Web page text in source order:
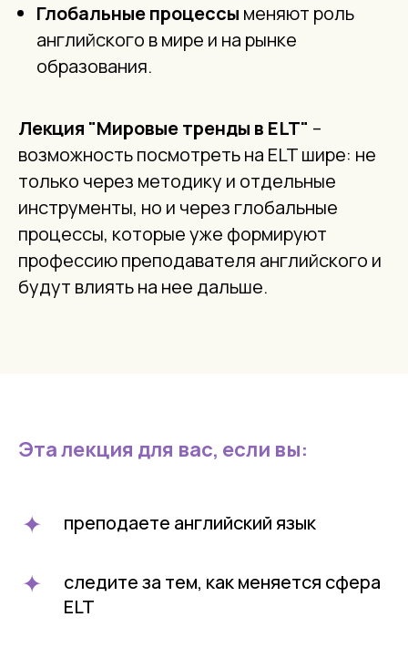
Глобальные процессы меняют роль
английского в мире и на рынке
образования.
Лекция "Мировые тренды в ELT" –
возможность посмотреть на ELT шире: не
только через методику и отдельные
инструменты, но и через глобальные
процессы, которые уже формируют
профессию преподавателя английского и
будут влиять на нее дальше.
Эта лекция для вас, если вы:
преподаете английский язык
следите за тем, как меняется сфера
ELT